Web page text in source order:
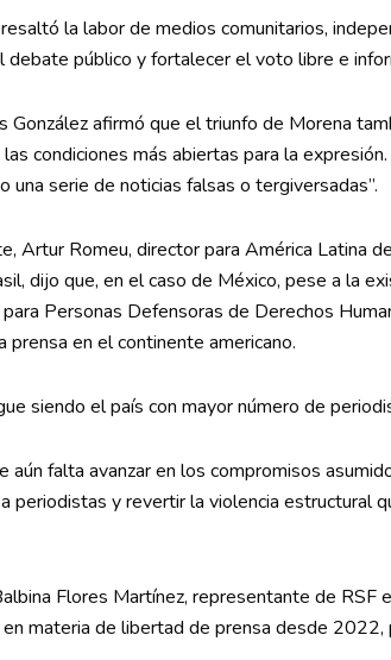
la labor de medios comunitarios,
debate público y fortalecer el voto libre e
González afirmó que el triunfo de Morena
condiciones más abiertas para la
una serie de noticias falsas o tergiversadas”.
Artur Romeu, director para América Latina
dijo que, en el caso de México, pese a la
Personas Defensoras de Derechos
prensa en el continente americano.
siendo el país con mayor número de
aún falta avanzar en los compromisos
periodistas y revertir la violencia estructural
Flores Martínez, representante de RSF
materia de libertad de prensa desde